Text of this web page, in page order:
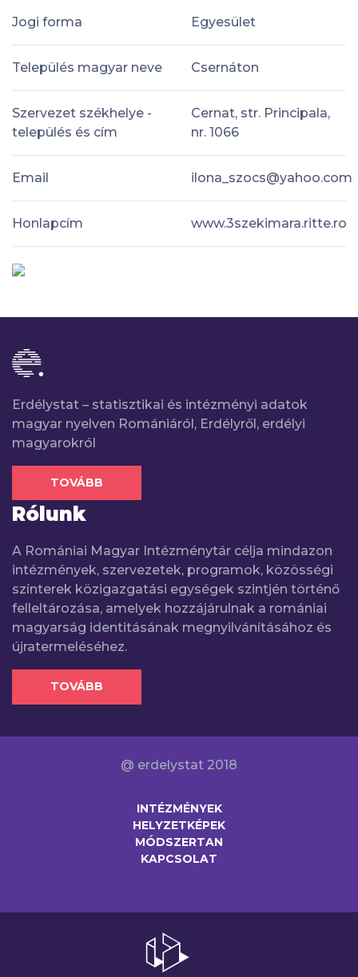
Jogi forma Egyesület
Település magyar neve Csernáton
Szervezet székhelye -
település és cím
Cernat, str. Principala,
nr. 1066
Email ilona_szocs@yahoo.com
Honlapcím www.3szekimara.ritte.ro
Erdélystat – statisztikai és intézményi adatok
magyar nyelven Romániáról, Erdélyről, erdélyi
magyarokról
TOVÁBB
Rólunk
A Romániai Magyar Intézménytár célja mindazon
intézmények, szervezetek, programok, közösségi
színterek közigazgatási egységek szintjén történő
felleltározása, amelyek hozzájárulnak a romániai
magyarság identitásának megnyilvánításához és
újratermeléséhez.
TOVÁBB
@ erdelystat 2018
INTÉZMÉNYEK
HELYZETKÉPEK
MÓDSZERTAN
KAPCSOLAT